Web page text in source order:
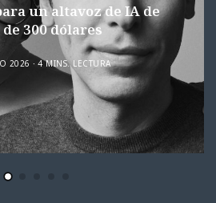
un altavoz de IA de
300 dólares
2026 4 MINS. LECTURA